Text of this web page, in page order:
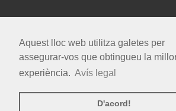
Aquest lloc web utilitza galetes per
assegurar-vos que obtingueu la
experiència. Avís legal
D'acord!